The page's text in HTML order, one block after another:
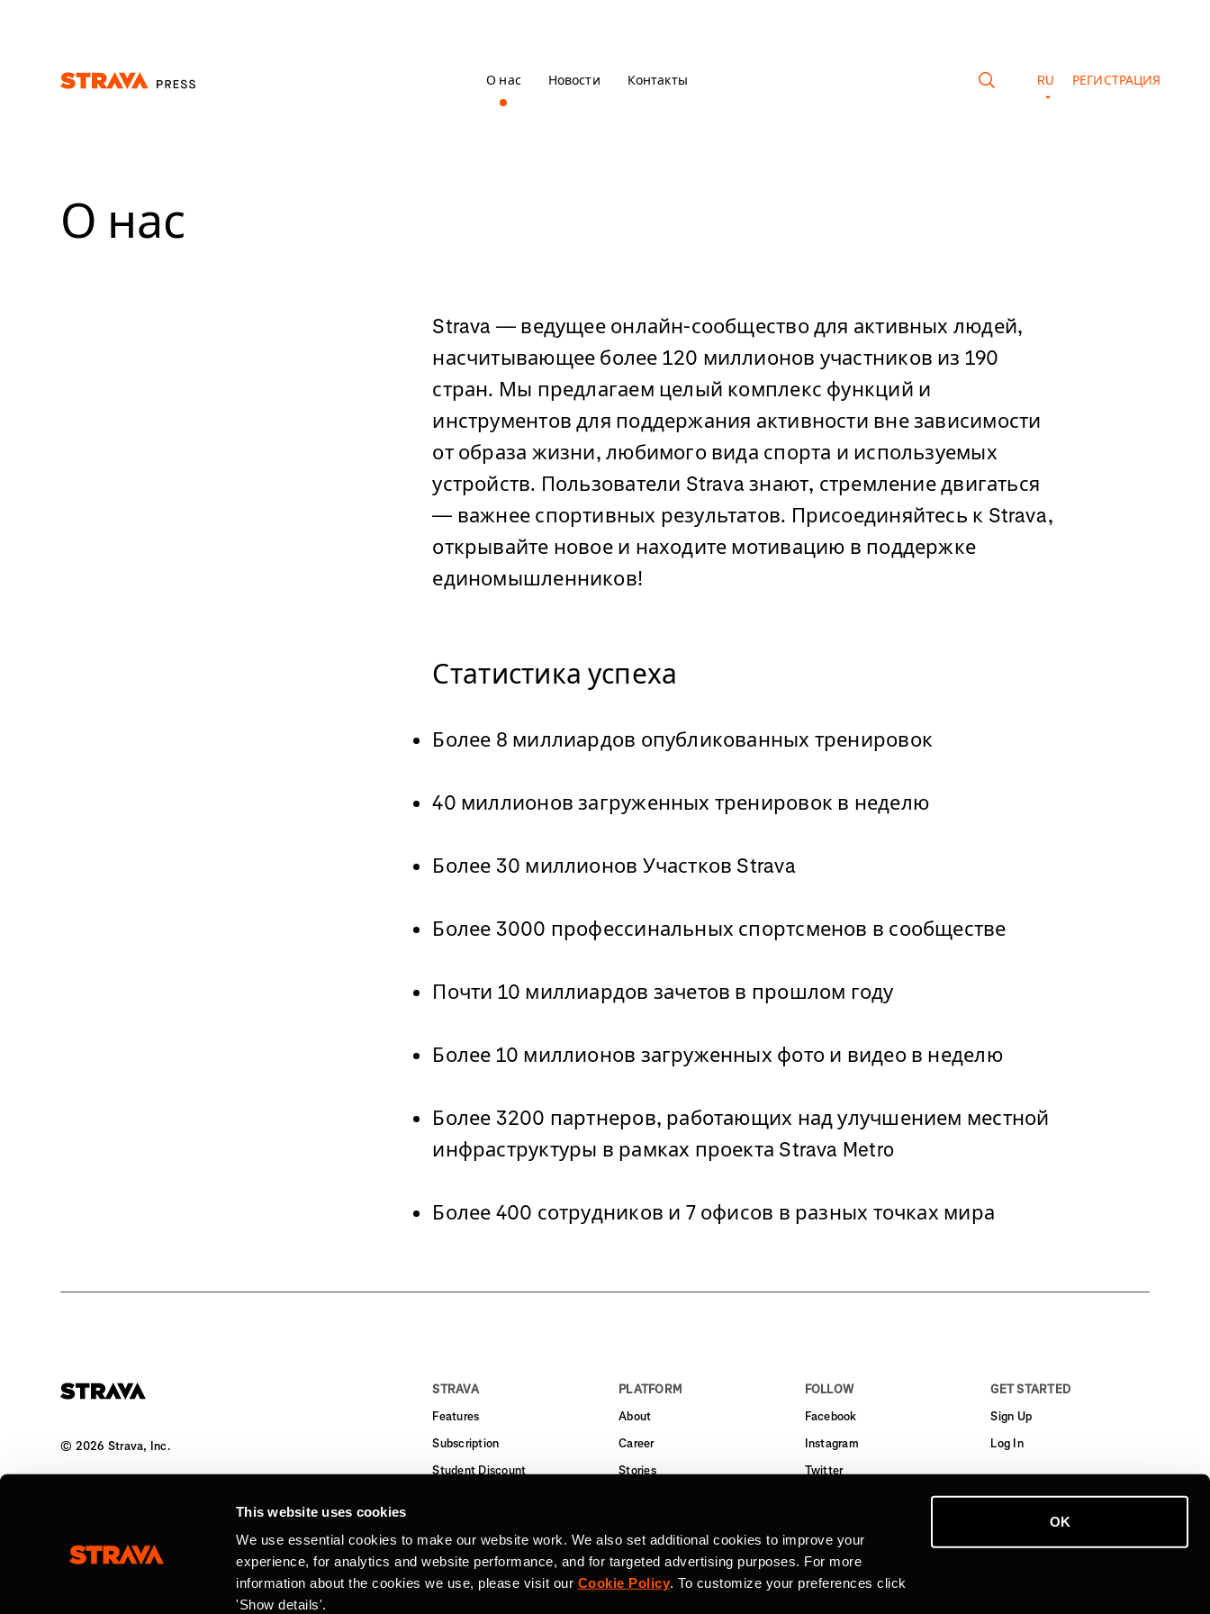
This website uses cookies
We use essential cookies to make our website work. We also set additional cookies to improve your
experience, for analytics and website performance, and for targeted advertising purposes. For more
information about the cookies we use, please visit our Cookie Policy. To customize your preferences click
'Show details'.
OK
О нас Новости Контакты RU РЕГИСТРАЦИЯ
О нас
Strava — ведущее онлайн-сообщество для активных людей,
насчитывающее более 120 миллионов участников из 190
стран. Мы предлагаем целый комплекс функций и
инструментов для поддержания активности вне зависимости
от образа жизни, любимого вида спорта и используемых
устройств. Пользователи Strava знают, стремление двигаться
— важнее спортивных результатов. Присоединяйтесь к Strava,
открывайте новое и находите мотивацию в поддержке
единомышленников!
Статистика успеха
Более 8 миллиардов опубликованных тренировок
40 миллионов загруженных тренировок в неделю
Более 30 миллионов Участков Strava
Более 3000 профессинальных спортсменов в сообществе
Почти 10 миллиардов зачетов в прошлом году
Более 10 миллионов загруженных фото и видео в неделю
Более 3200 партнеров, работающих над улучшением местной
инфраструктуры в рамках проекта Strava Metro
Более 400 сотрудников и 7 офисов в разных точках мира
© 2026 Strava, Inc.
STRAVA
Features
Subscription
Student Discount
PLATFORM
About
Career
Stories
Privacy
FOLLOW
Facebook
Instagram
Twitter
GET STARTED
Sign Up
Log In